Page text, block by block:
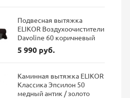
Подвесная вытяжка
ELIKOR Воздухоочистители
Davoline 60 коричневый
5 990 руб.
Каминная вытяжка ELIKOR
Классика Эпсилон 50
медный антик / золото